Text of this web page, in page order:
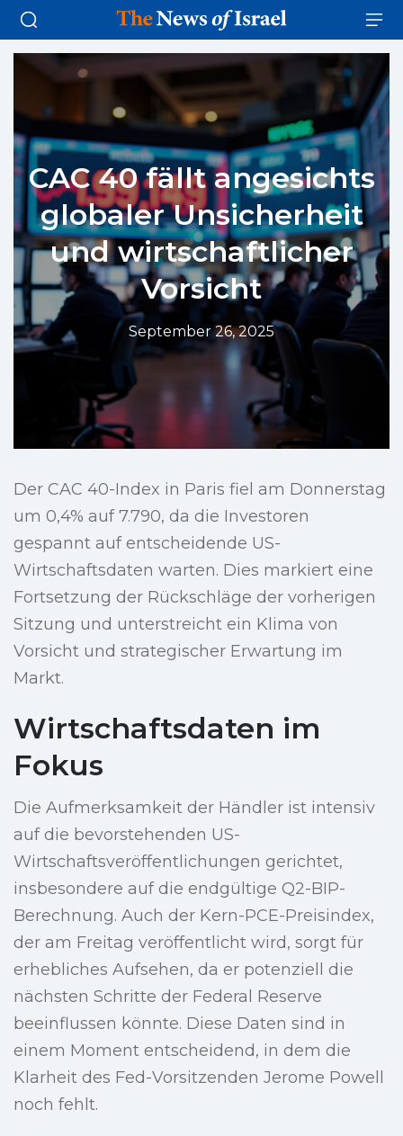
CAC 40 fällt angesichts
globaler Unsicherheit
und wirtschaftlicher
Vorsicht
September 26, 2025
Der CAC 40-Index in Paris fiel am Donnerstag
um 0,4% auf 7.790, da die Investoren
gespannt auf entscheidende US-
Wirtschaftsdaten warten. Dies markiert eine
Fortsetzung der Rückschläge der vorherigen
Sitzung und unterstreicht ein Klima von
Vorsicht und strategischer Erwartung im
Markt.
Wirtschaftsdaten im
Fokus
Die Aufmerksamkeit der Händler ist intensiv
auf die bevorstehenden US-
Wirtschaftsveröffentlichungen gerichtet,
insbesondere auf die endgültige Q2-BIP-
Berechnung. Auch der Kern-PCE-Preisindex,
der am Freitag veröffentlicht wird, sorgt für
erhebliches Aufsehen, da er potenziell die
nächsten Schritte der Federal Reserve
beeinflussen könnte. Diese Daten sind in
einem Moment entscheidend, in dem die
Klarheit des Fed-Vorsitzenden Jerome Powell
noch fehlt.